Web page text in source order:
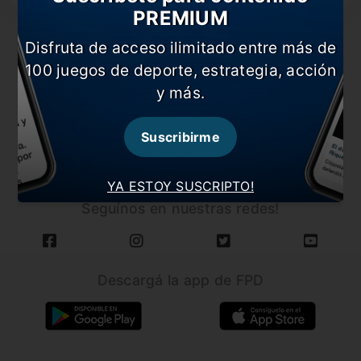
CARGAR MÁS NOTICIAS
Seguínos en nuestras redes!
YA ESTOY SUSCRIPTO!
PREMIUM
Disfruta de acceso ilimitado entre más de
100 juegos de deporte, estrategia, acción
y más.
Suscribirme